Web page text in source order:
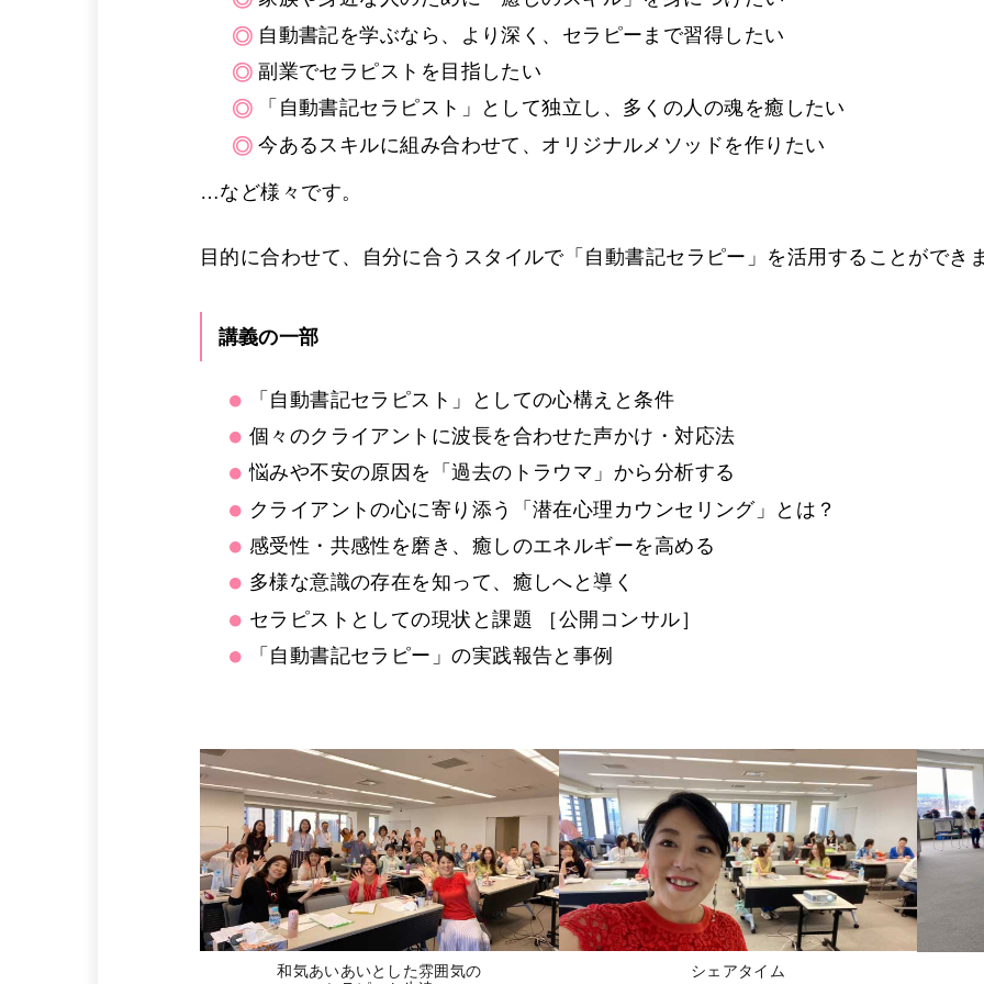
自動書記を学ぶなら、より深く、セラピーまで習得したい
副業でセラピストを目指したい
「自動書記セラピスト」として独立し、多くの人の魂を癒したい
今あるスキルに組み合わせて、オリジナルメソッドを作りたい
…など様々です。
目的に合わせて、自分に合うスタイルで「自動書記セラピー」を活用することができ
講義の一部
「自動書記セラピスト」としての心構えと条件
個々のクライアントに波長を合わせた声かけ・対応法
悩みや不安の原因を「過去のトラウマ」から分析する
クライアントの心に寄り添う「潜在心理カウンセリング」とは？
感受性・共感性を磨き、癒しのエネルギーを高める
多様な意識の存在を知って、癒しへと導く
セラピストとしての現状と課題 ［公開コンサル］
「自動書記セラピー」の実践報告と事例
和気あいあいとした雰囲気の
シェアタイム